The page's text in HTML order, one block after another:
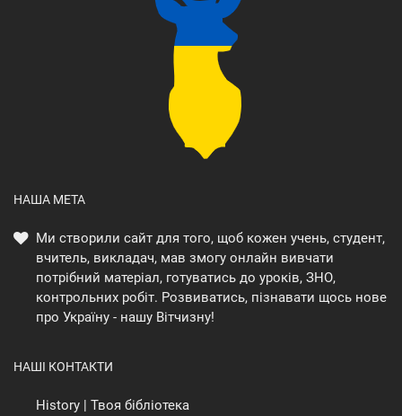
НАША МЕТА
Ми створили сайт для того, щоб кожен учень, студент,
вчитель, викладач, мав змогу онлайн вивчати
потрібний матеріал, готуватись до уроків, ЗНО,
контрольних робіт. Розвиватись, пізнавати щось нове
про Україну - нашу Вітчизну!
НАШІ КОНТАКТИ
History | Твоя бібліотека